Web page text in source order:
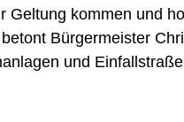
Geltung kommen und
Bürgermeister
und